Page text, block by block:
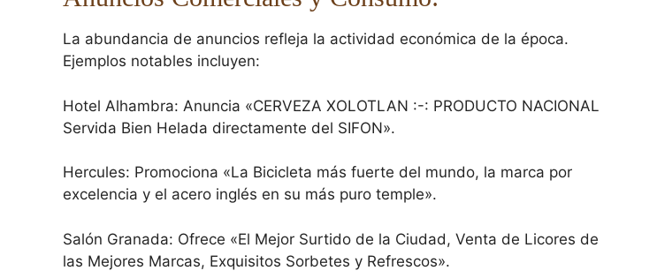
La abundancia de anuncios refleja la actividad económica de la época.
Ejemplos notables incluyen:
Hotel Alhambra: Anuncia «CERVEZA XOLOTLAN :-: PRODUCTO NACIONAL
Servida Bien Helada directamente del SIFON».
Hercules: Promociona «La Bicicleta más fuerte del mundo, la marca por
excelencia y el acero inglés en su más puro temple».
Salón Granada: Ofrece «El Mejor Surtido de la Ciudad, Venta de Licores de
las Mejores Marcas, Exquisitos Sorbetes y Refrescos».